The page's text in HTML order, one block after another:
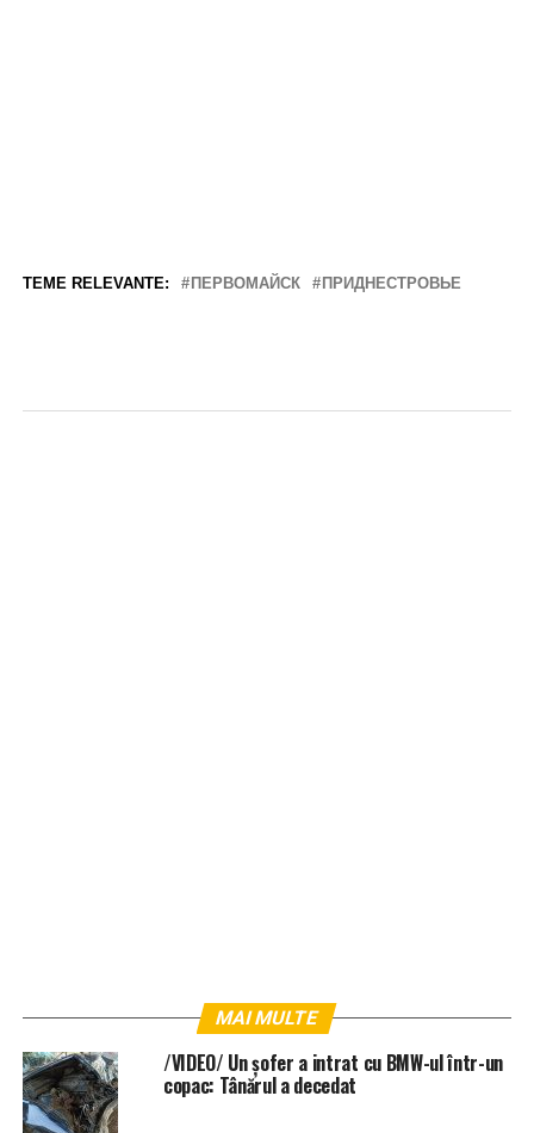
TEME RELEVANTE: ПЕРВОМАЙСК ПРИДНЕСТРОВЬЕ
MAI MULTE
/VIDEO/ Un șofer a intrat cu BMW-ul într-un
copac: Tânărul a decedat